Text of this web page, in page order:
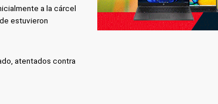
a la cárcel
estuvieron
atentados contra